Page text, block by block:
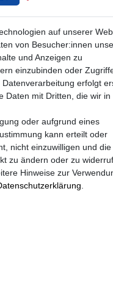
auf unserer
von Besucher:innen
und Anzeigen zu
einzubinden oder
erfolgt
Daten mit Dritten, die wir in
oder aufgrund eines
kann erteilt oder
nicht einzuwilligen und die
zu ändern oder zu
Hinweise zur